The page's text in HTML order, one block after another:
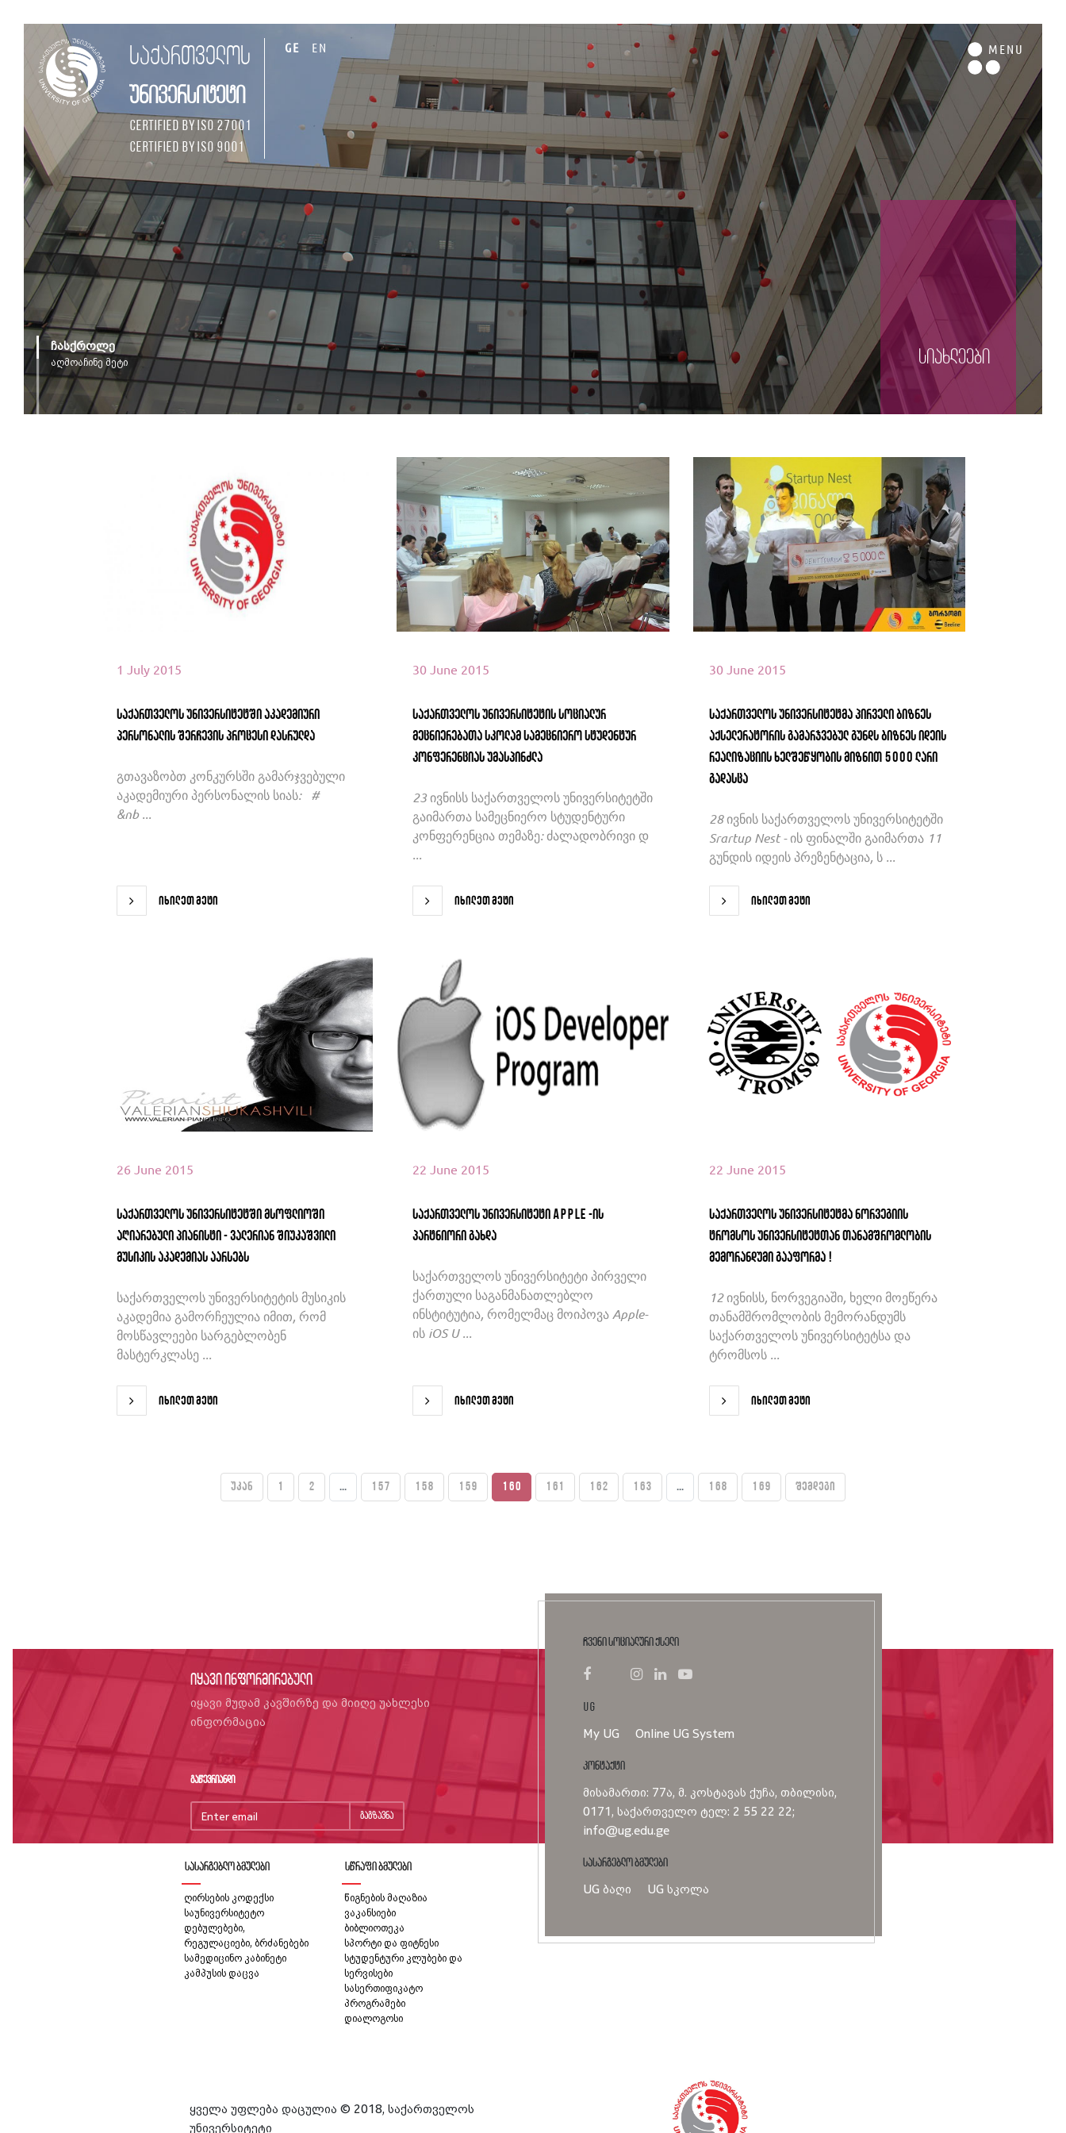
საქართველოს
უნივერსიტეტი
Certified by ISO 27001
Certified by ISO 9001
GE EN MENU
ჩასქროლე
აღმოაჩინე მეტი სიახლეები
იხილეთ მეტი
1 July 2015
საქართველოს უნივერსიტეტში აკადემიური
პერსონალის შერჩევის პროცესი დასრულდა
გთავაზობთ კონკურსში გამარჯვებული
აკადემიური პერსონალის სიას: #
&nb ...
იხილეთ მეტი
იხილეთ მეტი
30 June 2015
საქართველოს უნივერსიტეტის სოციალურ
მეცნიერებათა სკოლამ სამეცნიერო სტუდენტურ
კონფერენციას უმასპინძლა
23 ივნისს საქართველოს უნივერსიტეტში
გაიმართა სამეცნიერო სტუდენტური
კონფერენცია თემაზე: ძალადობრივი დ
...
იხილეთ მეტი
იხილეთ მეტი
30 June 2015
საქართველოს უნივერსიტეტმა პირველი ბიზნეს
აქსელერატორის გამარჯვებულ გუნდს ბიზნეს იდეის
რეალიზაციის ხელშეწყობის მიზნით 5000 ლარი
გადასცა
28 ივნის საქართველოს უნივერსიტეტში
Srartup Nest - ის ფინალში გაიმართა 11
გუნდის იდეის პრეზენტაცია, ს ...
იხილეთ მეტი
იხილეთ მეტი
26 June 2015
საქართველოს უნივერსიტეტში მსოფლიოში
აღიარებული პიანისტი - ვალერიან შიუკაშვილი
მუსიკის აკადემიას აარსებს
საქართველოს უნივერსიტეტის მუსიკის
აკადემია გამორჩეულია იმით, რომ
მოსწავლეები სარგებლობენ
მასტერკლასე ...
იხილეთ მეტი
22 June 2015
საქართველოს უნივერსიტეტი Apple -ის
პარტნიორი გახდა
საქართველოს უნივერსიტეტი პირველი
ქართული საგანმანათლებლო
ინსტიტუტია, რომელმაც მოიპოვა Apple-
ის iOS U ...
იხილეთ მეტი
იხილეთ მეტი
22 June 2015
საქართველოს უნივერსიტეტმა ნორვეგიის
ტრომსოს უნივერსიტეტთან თანამშრომლობის
მემორანდუმი გააფორმა !
12 ივნისს, ნორვეგიაში, ხელი მოეწერა
თანამშრომლობის მემორანდუმს
საქართველოს უნივერსიტეტსა და
ტრომსოს ...
იხილეთ მეტი
უკან 1 2 ... 157 158 159 160 161 162 163 ... 168 169 შემდეგი
იყავი ინფორმირებული
იყავი მუდამ კავშირზე და მიიღე უახლესი
ინფორმაცია
გაწევრიანდი
გაგზავნა
ჩვენი სოციალური ქსელი
UG
My UG Online UG System
კონტაქტი
მისამართი: 77ა, მ. კოსტავას ქუჩა, თბილისი,
0171, საქართველო ტელ: 2 55 22 22;
info@ug.edu.ge
სასარგებლო ბმულები
UG ბაღი UG სკოლა
სასარგებლო ბმულები
ღირსების კოდექსი
საუნივერსიტეტო
დებულებები,
რეგულაციები, ბრძანებები
სამედიცინო კაბინეტი
კამპუსის დაცვა
სწრაფი ბმულები
წიგნების მაღაზია
ვაკანსიები
ბიბლიოთეკა
სპორტი და ფიტნესი
სტუდენტური კლუბები და
სერვისები
სასერთიფიკატო
პროგრამები
დიალოგოსი
ყველა უფლება დაცულია © 2018, საქართველოს
უნივერსიტეტი